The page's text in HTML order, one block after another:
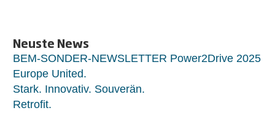
Neuste News
BEM-SONDER-NEWSLETTER Power2Drive 2025
Europe United.
Stark. Innovativ. Souverän.
Retrofit.